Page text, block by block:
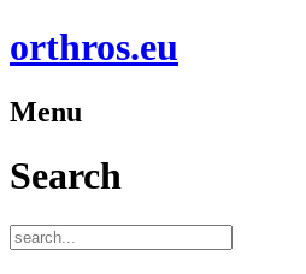
orthros.eu
Menu
Search